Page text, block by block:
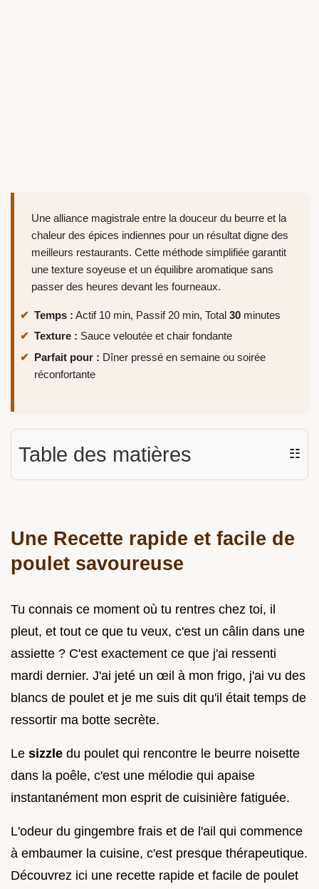
Une alliance magistrale entre la douceur du beurre et la
chaleur des épices indiennes pour un résultat digne des
meilleurs restaurants. Cette méthode simplifiée garantit
une texture soyeuse et un équilibre aromatique sans
passer des heures devant les fourneaux.
Temps : Actif 10 min, Passif 20 min, Total 30 minutes
Texture : Sauce veloutée et chair fondante
Parfait pour : Dîner pressé en semaine ou soirée
réconfortante
Table des matières ☷
Une Recette rapide et facile de
poulet savoureuse
Tu connais ce moment où tu rentres chez toi, il
pleut, et tout ce que tu veux, c'est un câlin dans une
assiette ? C'est exactement ce que j'ai ressenti
mardi dernier. J'ai jeté un œil à mon frigo, j'ai vu des
blancs de poulet et je me suis dit qu'il était temps de
ressortir ma botte secrète.
Le sizzle du poulet qui rencontre le beurre noisette
dans la poêle, c'est une mélodie qui apaise
instantanément mon esprit de cuisinière fatiguée.
L'odeur du gingembre frais et de l'ail qui commence
à embaumer la cuisine, c'est presque thérapeutique.
Découvrez ici une recette rapide et facile de poulet